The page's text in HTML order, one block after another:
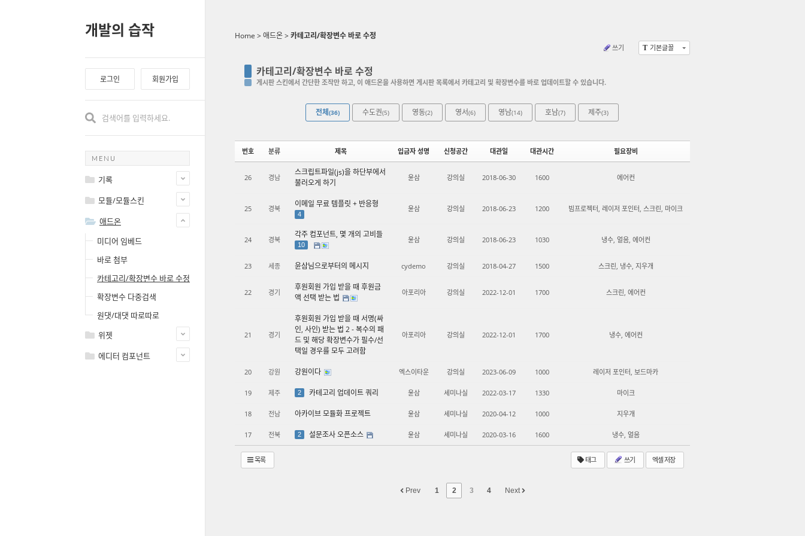
개발의 습작
로그인 회원가입
MENU
기록
모듈/모듈스킨
애드온
미디어 임베드
바로 첨부
카테고리/확장변수 바로 수정
확장변수 다중검색
원댓/대댓 따로따로
위젯
에디터 컴포넌트
Home >애드온>카테고리/확장변수 바로 수정
T 기본글꼴
쓰기
카테고리/확장변수 바로 수정
게시판 스킨에서 간단한 조작만 하고, 이 애드온을 사용하면 게시판 목록에서 카테고리 및 확장변수를 바로 업데이트할 수 있습니다.
전체 (36) 수도권(5) 영동(2) 영서(6) 영남(14) 호남(7) 제주(3)
번호 분류 제목 입금자 성명 신청공간 대관일 대관시간 필요장비
26 경남
스크립트파일(js)을 하단부에서
불러오게 하기
윤삼 강의실 2018-06-30 1600 에어컨
25 경북 이메일 무료 템플릿 + 반응형
4
윤삼 강의실 2018-06-23 1200 빔프로젝터, 레이저 포인터, 스크린, 마이크
24 경북
각주 컴포넌트, 몇 개의 고비들
10
윤삼 강의실 2018-06-23 1030 냉수, 얼음, 에어컨
23 세종 윤삼님으로부터의 메시지 cydemo 강의실 2018-04-27 1500 스크린, 냉수, 지우개
22 경기
후원회원 가입 받을 때 후원금
액 선택 받는 법
아포리아 강의실 2022-12-01 1700 스크린, 에어컨
21 경기
후원회원 가입 받을 때 서명(싸
인, 사인) 받는 법 2 - 복수의 패
드 및 해당 확장변수가 필수/선
택일 경우를 모두 고려함
아포리아 강의실 2022-12-01 1700 냉수, 에어컨
20 강원 강원이다 엑스이타운 강의실 2023-06-09 1000 레이저 포인터, 보드마카
19 제주 카테고리 업데이트 쿼리
2 윤삼 세미나실 2022-03-17 1330 마이크
18 전남 아카이브 모듈화 프로젝트 윤삼 세미나실 2020-04-12 1000 지우개
17 전북 설문조사 오픈소스
2 윤삼 세미나실 2020-03-16 1600 냉수, 얼음
목록 태그 쓰기 엑셀 저장
Prev 1 2 3 4 Next